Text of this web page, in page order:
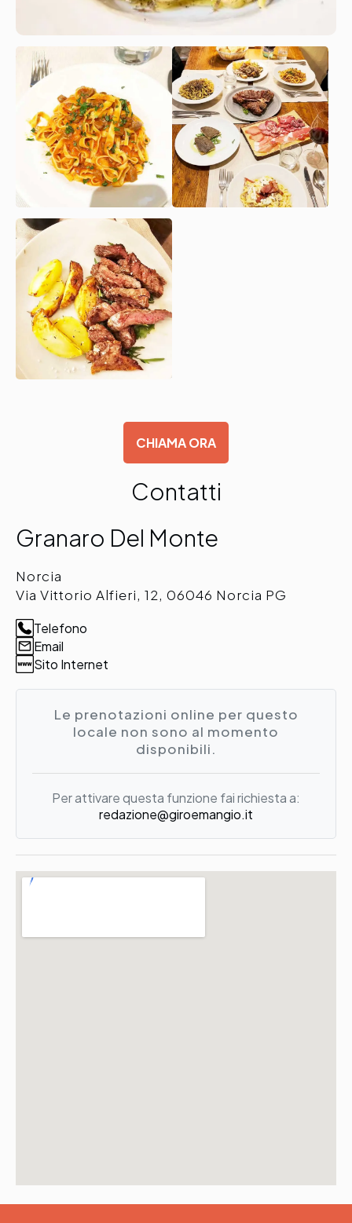
CHIAMA ORA
Contatti
Granaro Del Monte
Norcia
Via Vittorio Alfieri, 12, 06046 Norcia PG
Telefono
Email
Sito Internet
Le prenotazioni online per questo
locale non sono al momento
disponibili.
Per attivare questa funzione fai richiesta a:
redazione@giroemangio.it